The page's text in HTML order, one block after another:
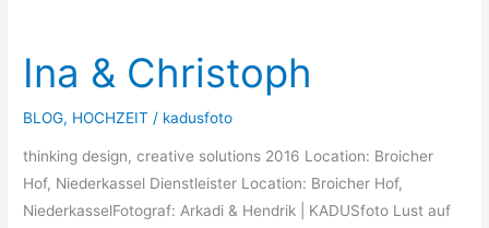
Ina & Christoph
BLOG, HOCHZEIT / kadusfoto
thinking design, creative solutions 2016 Location: Broicher
Hof, Niederkassel Dienstleister Location: Broicher Hof,
NiederkasselFotograf: Arkadi & Hendrik | KADUSfoto Lust auf
Christoph